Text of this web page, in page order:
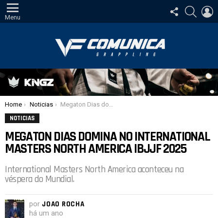
Menu
SIGA-
NOS
Você está aqui:
Home Noticias Megaton Dias domina no International Masters North America IBJJF 2025
NOTICIAS
MEGATON DIAS DOMINA NO INTERNATIONAL
MASTERS NORTH AMERICA IBJJF 2025
International Masters North America aconteceu na
véspera do Mundial.
por JOAO ROCHA
há um ano